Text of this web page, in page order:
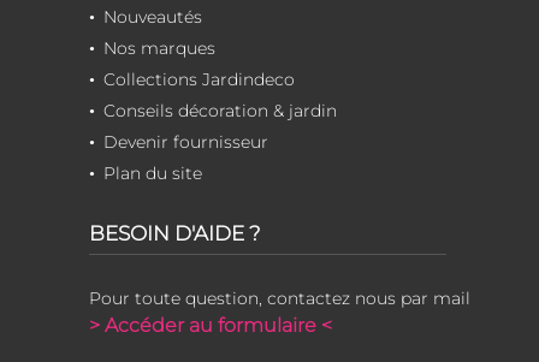
Nouveautés
Nos marques
Collections Jardindeco
Conseils décoration & jardin
Devenir fournisseur
Plan du site
BESOIN D'AIDE ?
Pour toute question, contactez nous par mail
> Accéder au formulaire <